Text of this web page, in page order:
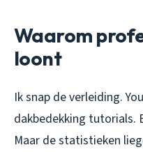
Waarom
loont
Ik snap de verleiding.
dakbedekking tutorials.
Maar de statistieken